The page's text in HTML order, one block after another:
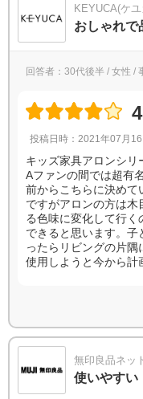
KEYUCA(ケ
おしゃれで
回答者：30代後半 / 女性 /
4
投稿日時：2021年07月16
キッズ家具アロンシリ
Aファンの間では超有
前からこちらに決めて
ですがアロンの方は木
る色味に変化して行く
できると思います。子
ったらリビングの片
使用しようと今から計
無印良品ネッ
使いやすい